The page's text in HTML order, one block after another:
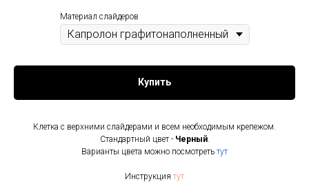
Материал слайдеров
Купить
Клетка с верхними слайдерами и всем необходимым крепежом.
Стандартный цвет - Черный.
Варианты цвета можно посмотреть тут
Инструкция тут